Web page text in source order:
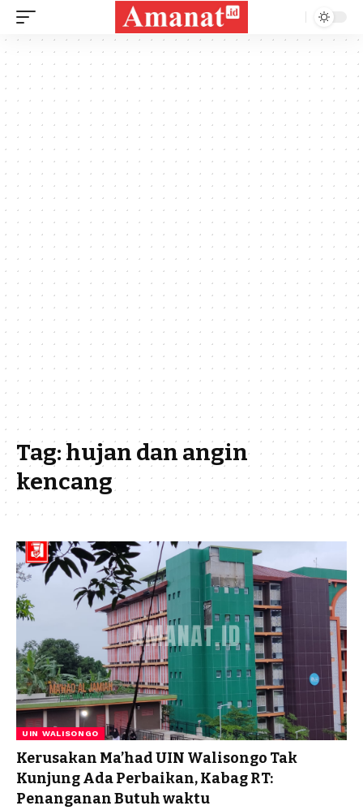
Tag:hujan dan angin
kencang
UIN WALISONGO
Kerusakan Ma’had UIN Walisongo Tak
Kunjung Ada Perbaikan, Kabag RT:
Penanganan Butuh waktu